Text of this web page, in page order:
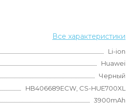
Все характеристики
Li-ion
Huawei
Черный
HB406689ECW, CS-HUE700XL
3900mAh